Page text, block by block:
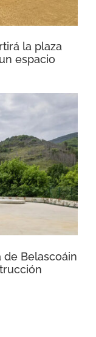
la plaza
espacio
Belascoáin